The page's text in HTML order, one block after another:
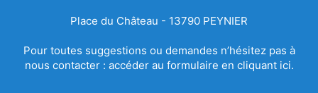
Place du Château - 13790 PEYNIER
Pour toutes suggestions ou demandes n’hésitez pas à
nous contacter : accéder au formulaire en cliquant ici.